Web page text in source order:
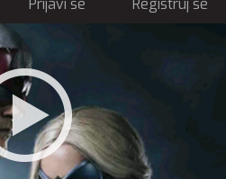
Prijavi se Registruj se